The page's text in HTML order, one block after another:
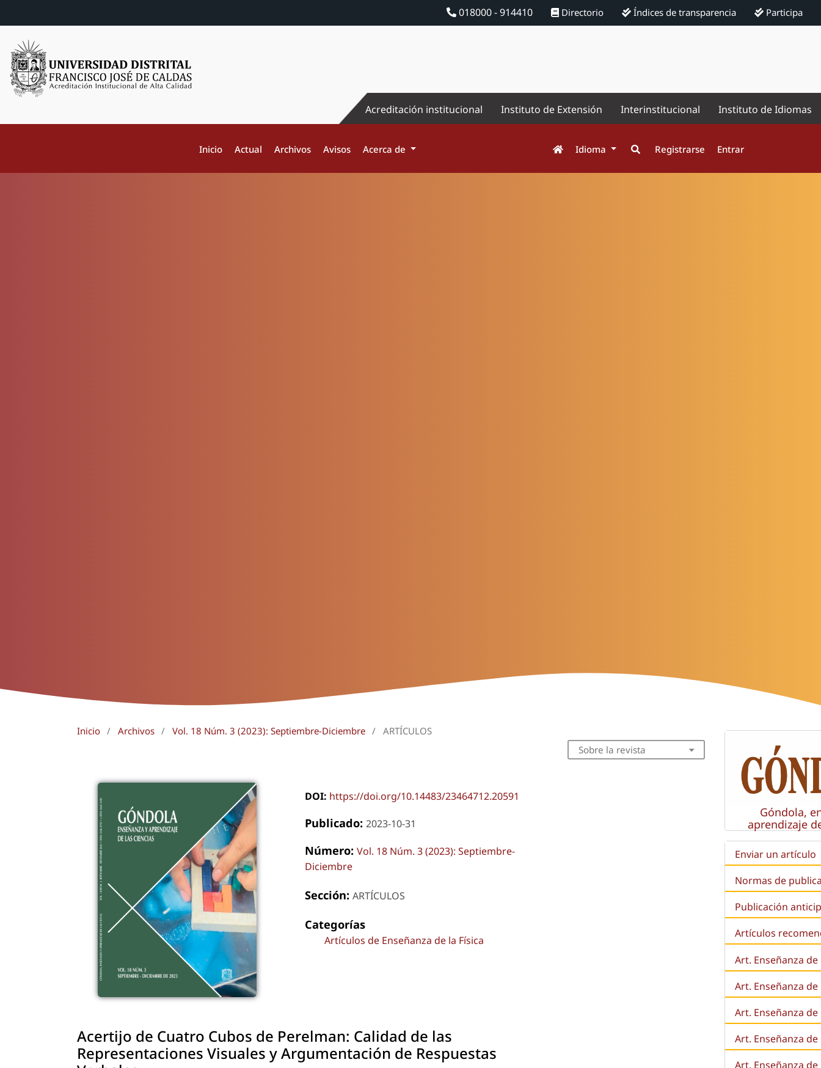
018000 - 914410 Directorio Índices de transparencia Participa
Acreditación institucional Instituto de Extensión Interinstitucional Instituto de Idiomas
Inicio Actual Archivos Avisos Acerca de Idioma Registrarse Entrar
Inicio / Archivos / Vol. 18 Núm. 3 (2023): Septiembre-Diciembre / ARTÍCULOS
DOI: https://doi.org/10.14483/23464712.20591
Publicado: 2023-10-31
Número: Vol. 18 Núm. 3 (2023): Septiembre-
Diciembre
Sección: ARTÍCULOS
Categorías
Artículos de Enseñanza de la Física
Acertijo de Cuatro Cubos de Perelman: Calidad de las
Representaciones Visuales y Argumentación de Respuestas
Sobre la revista
Góndola,
aprendizaje
Enviar un artículo
Normas de
Publicación
Artículos
Art. Enseñanza
Art. Enseñanza
Art. Enseñanza de
Art. Enseñanza de
Art. Enseñanza